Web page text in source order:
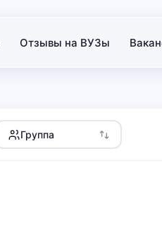
Отзывы на ВУЗы
Группа